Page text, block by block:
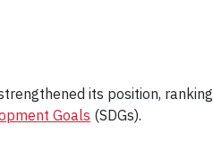
its position, ranking
Goals (SDGs).